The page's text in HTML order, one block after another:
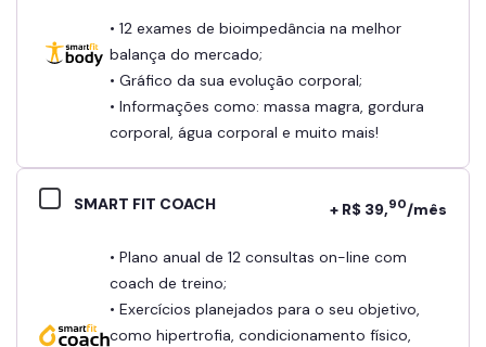
• 12 exames de bioimpedância na melhor
balança do mercado;
• Gráfico da sua evolução corporal;
• Informações como: massa magra, gordura
corporal, água corporal e muito mais!
SMART FIT COACH + R$ 39,90/mês
• Plano anual de 12 consultas on-line com
coach de treino;
• Exercícios planejados para o seu objetivo,
como hipertrofia, condicionamento físico,